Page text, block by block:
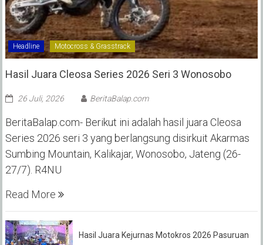
Headline Motocross & Grasstrack
Hasil Juara Cleosa Series 2026 Seri 3 Wonosobo ‎
26 Juli, 2026 BeritaBalap.com
BeritaBalap.com- Berikut ini adalah hasil juara Cleosa
Series 2026 seri 3 yang berlangsung disirkuit Akarmas
Sumbing Mountain, Kalikajar, Wonosobo, Jateng (26-
27/7). R4NU
Read More
Hasil Juara Kejurnas Motokros 2026 Pasuruan